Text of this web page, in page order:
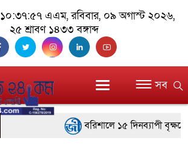
১০:৩৭:৫৮ এএম, রবিবার, ০৯ অগাস্ট ২০২৬,
২৫ শ্রাবণ ১৪৩৩ বঙ্গাব্দ
সব
বরিশালে ১৫ দিনব্যাপী